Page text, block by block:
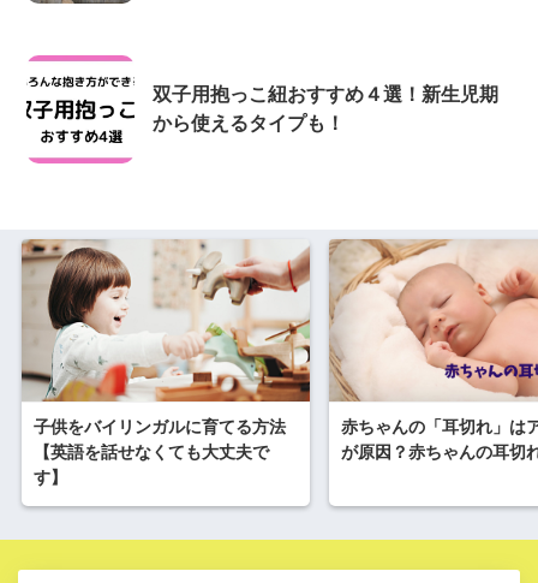
双子用抱っこ紐おすすめ４選！新生児期
から使えるタイプも！
子供をバイリンガルに育てる方法
【英語を話せなくても大丈夫で
す】
赤ちゃんの「耳切れ」は
が原因？赤ちゃんの耳切